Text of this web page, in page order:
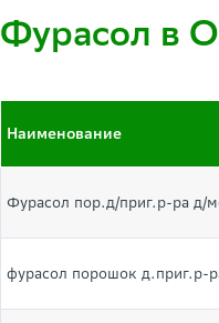
Фурасол в
Наименование
Фурасол пор.д/приг.р-ра д/
фурасол порошок д.приг.р-